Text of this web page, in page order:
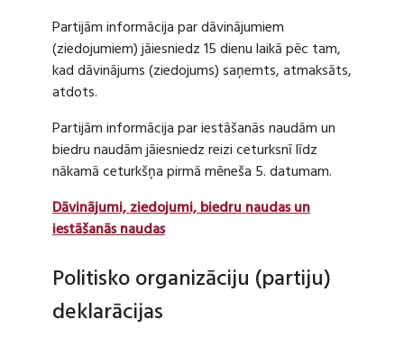
Partijām informācija par dāvinājumiem
(ziedojumiem) jāiesniedz 15 dienu laikā pēc tam,
kad dāvinājums (ziedojums) saņemts, atmaksāts,
atdots.
Partijām informācija par iestāšanās naudām un
biedru naudām jāiesniedz reizi ceturksnī līdz
nākamā ceturkšņa pirmā mēneša 5. datumam.
Dāvinājumi, ziedojumi, biedru naudas un
iestāšanās naudas
Politisko organizāciju (partiju)
deklarācijas